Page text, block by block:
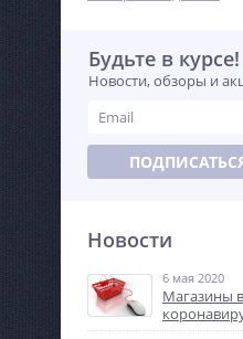
Будьте в курсе!
Новости, обзоры и
Новости
6 мая 2020
Магазины